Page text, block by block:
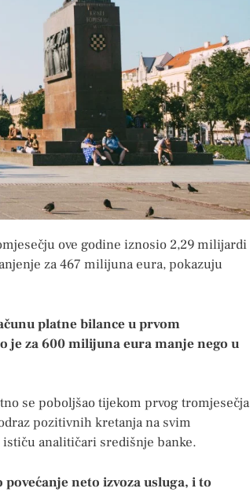
ove godine iznosio 2,29 milijardi
za 467 milijuna eura, pokazuju
platne bilance u prvom
je za 600 milijuna eura manje nego u
se poboljšao tijekom prvog tromjesečja
pozitivnih kretanja na svim
analitičari središnje banke.
neto izvoza usluga, i to